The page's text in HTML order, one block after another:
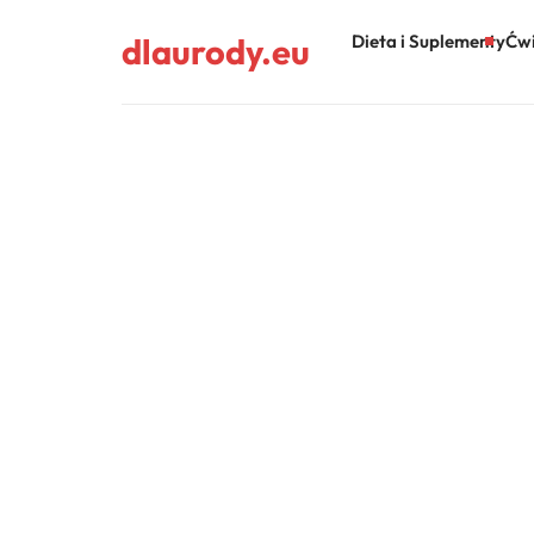
dlaurody.eu Dieta i Suplementy